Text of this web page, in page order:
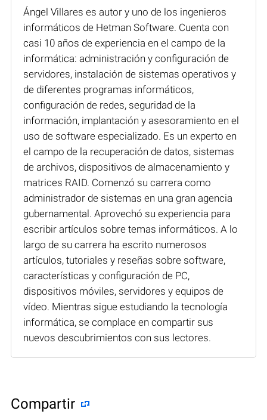
Ángel Villares es autor y uno de los ingenieros
informáticos de Hetman Software. Cuenta con
casi 10 años de experiencia en el campo de la
informática: administración y configuración de
servidores, instalación de sistemas operativos y
de diferentes programas informáticos,
configuración de redes, seguridad de la
información, implantación y asesoramiento en el
uso de software especializado. Es un experto en
el campo de la recuperación de datos, sistemas
de archivos, dispositivos de almacenamiento y
matrices RAID. Comenzó su carrera como
administrador de sistemas en una gran agencia
gubernamental. Aprovechó su experiencia para
escribir artículos sobre temas informáticos. A lo
largo de su carrera ha escrito numerosos
artículos, tutoriales y reseñas sobre software,
características y configuración de PC,
dispositivos móviles, servidores y equipos de
vídeo. Mientras sigue estudiando la tecnología
informática, se complace en compartir sus
nuevos descubrimientos con sus lectores.
Compartir